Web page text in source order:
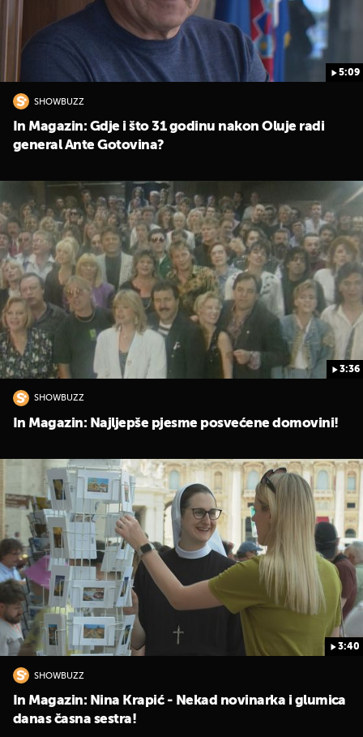
5:09
SHOWBUZZ
In Magazin: Gdje i što 31 godinu nakon Oluje radi
general Ante Gotovina?
3:36
SHOWBUZZ
In Magazin: Najljepše pjesme posvećene domovini!
3:40
SHOWBUZZ
In Magazin: Nina Krapić - Nekad novinarka i glumica
danas časna sestra!